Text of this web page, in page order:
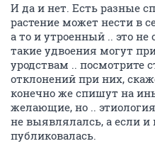
И да и нет. Есть разные
растение может нести в
а то и утроенный .. это
такие удвоения могут
уродствам .. посмотрите
отклонений при них,
конечно же спишут на
желающие, но ..
не выявлялалсь, а если
публиковалась.